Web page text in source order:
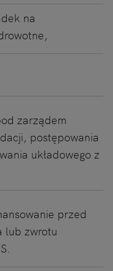
na
zarządem
postępowania
układowego z
przed
lub zwrotu